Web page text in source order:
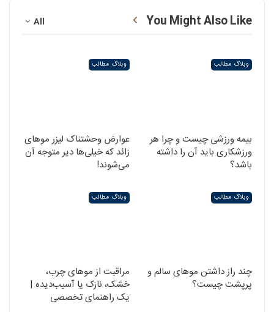
All You Might Also Like
وبلاگ مطالب
بیمه ورزشی چیست و چرا هر
ورزشکاری باید آن را داشته
باشد؟
وبلاگ مطالب
عوارض وحشتناک لیزر موهای
زائد که خیلی‌ها دیر متوجه آن
می‌شوند!
وبلاگ مطالب
چند راز داشتن موهای سالم و
پرپشت چیست؟
وبلاگ مطالب
مراقبت از موهای چرب،
خشک، نازک یا آسیب‌دیده |
یک راهنمای تخصصی